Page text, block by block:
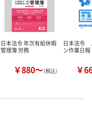
日本法令 年次有給休暇
管理簿 労務
￥880～（税込）
日本法令
ン作業日
￥